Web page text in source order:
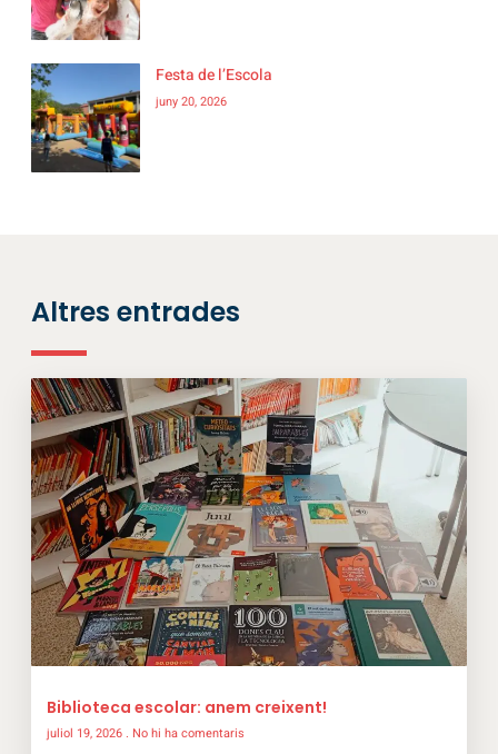
Festa de l’Escola
juny 20, 2026
Altres entrades
Biblioteca escolar: anem creixent!
juliol 19, 2026 No hi ha comentaris